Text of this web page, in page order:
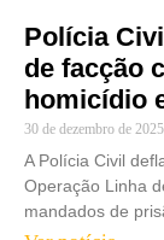
Polícia
de facção
homicídio
30 de dezembro de 2025
A Polícia Civil
Operação Linha
mandados de